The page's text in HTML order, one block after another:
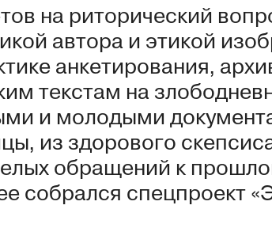
на риторический
автора и этикой
анкетирования,
текстам на
и молодыми
из здорового
обращений к
собрался спецпроект